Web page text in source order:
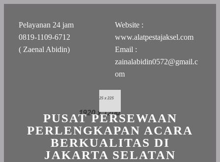
Pelayanan 24 jam
0819-1109-6712
( Zaenal Abidin)
Website :
www.alatpestajaksel.com
Email :
zainalabidin0572@gmail.c
om
PUSAT PERSEWAAN
PERLENGKAPAN ACARA
BERKUALITAS DI
JAKARTA SELATAN